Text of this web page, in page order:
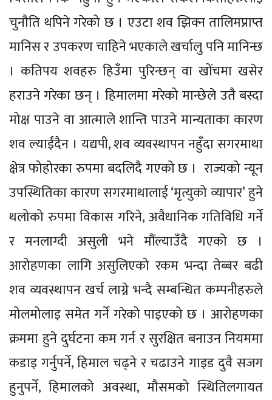
चुनौति थपिने गरेको छ । एउटा शव झिक्न तालिमप्राप्त
मानिस र उपकरण चाहिने भएकाले खर्चालु पनि मानिन्छ
। कतिपय शवहरु हिउँमा पुरिन्छन् वा खोंचमा खसेर
हराउने गरेका छन् । हिमालमा मरेको मान्छेले उतै बस्दा
मोक्ष पाउने वा आत्माले शान्ति पाउने मान्यताका कारण
शव ल्याईंदैन । यद्यपी, शव व्यवस्थापन नहुँदा सगरमाथा
क्षेत्र फोहोरका रुपमा बदलिदै गएको छ । राज्यको न्यून
उपस्थितिका कारण सगरमाथालाई ‘मृत्युको व्यापार’ हुने
थलोको रुपमा विकास गरिने, अवैधानिक गतिविधि गर्ने
र मनलाग्दी असुली भने मौंल्याउँदै गएको छ ।
आरोहणका लागि असुलिएको रकम भन्दा तेब्बर बढी
शव व्यवस्थापन खर्च लाग्ने भन्दै सम्बन्धित कम्पनीहरुले
मोलमोलाइ समेत गर्ने गरेको पाइएको छ । आरोहणका
क्रममा हुने दुर्घटना कम गर्न र सुरक्षित बनाउन नियममा
कडाइ गर्नुपर्ने, हिमाल चढ्ने र चढाउने गाइड दुवै सजग
हुनुपर्ने, हिमालको अवस्था, मौसमको स्थितिलगायत